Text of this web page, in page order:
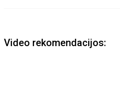
Video rekomendacijos: